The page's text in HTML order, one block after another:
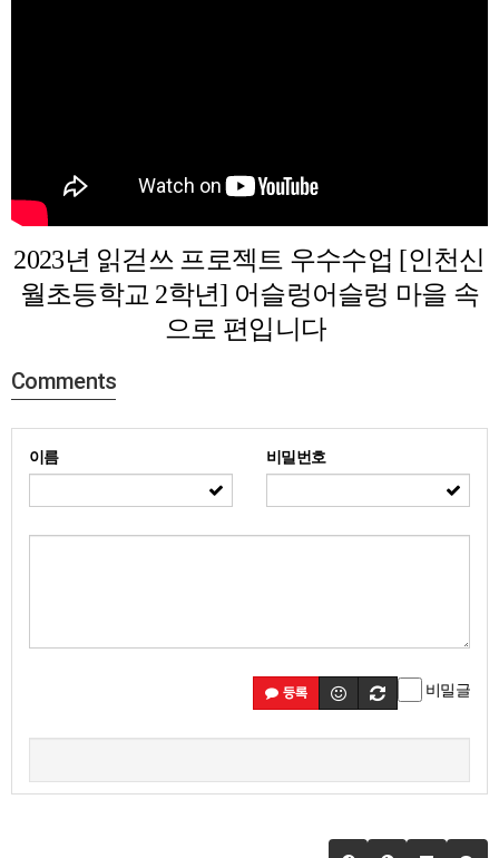
2023년 읽걷쓰 프로젝트 우수수업 [인천신
월초등학교 2학년] 어슬렁어슬렁 마을 속
으로 편입니다
Comments
이름 비밀번호
등록 비밀글